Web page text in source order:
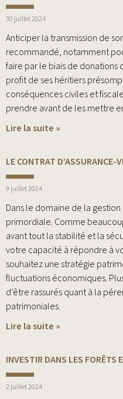
30 juillet 2024
Anticiper la transmission de
recommandé, notamment
faire par le biais de
profit de ses héritiers
conséquences civiles et
prendre avant de les mettre
Lire la suite »
LE CONTRAT D’ASSURANCE-
9 juillet 2024
Dans le domaine de la
primordiale. Comme
avant tout la stabilité et la
votre capacité à répondre à
souhaitez une stratégie
fluctuations économiques.
d’être rassurés quant à la
patrimoniales.
Lire la suite »
INVESTIR DANS LES FORÊTS
2 juillet 2024